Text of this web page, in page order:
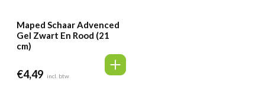
Maped Schaar Advenced
Gel Zwart En Rood (21
cm)
€4,49 incl. btw